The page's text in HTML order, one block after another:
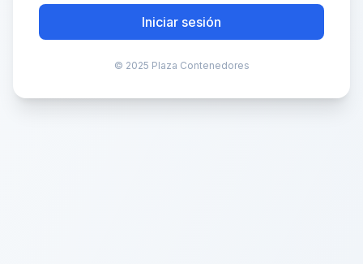
Iniciar sesión
© 2025 Plaza Contenedores